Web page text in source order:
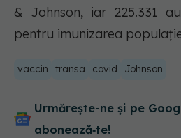
& Johnson, iar 225.331
pentru imunizarea
vaccin transa covid Johnson
Urmărește-ne și pe
abonează‑te!